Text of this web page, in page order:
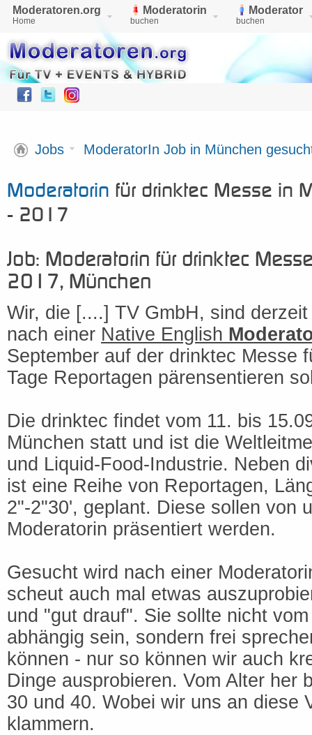
Moderatoren.org
Home
Moderatorin
buchen
Moderator
buchen
Jobs ModeratorIn Job in München
Moderatorin für drinktec Messe in
- 2017
Job: Moderatorin für drinktec
2017, München
Wir, die [....] TV GmbH, sind
nach einer Native English
September auf der drinktec Messe
Tage Reportagen pärensentieren
Die drinktec findet vom 11. bis
München statt und ist die
und Liquid-Food-Industrie. Neben
ist eine Reihe von Reportagen,
2"-2"30', geplant. Diese sollen von
Moderatorin präsentiert werden.
Gesucht wird nach einer
scheut auch mal etwas
und "gut drauf". Sie sollte nicht
abhängig sein, sondern frei
können - nur so können wir auch
Dinge ausprobieren. Vom Alter her
30 und 40. Wobei wir uns an diese
klammern.